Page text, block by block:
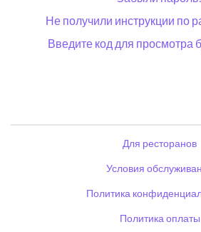
Не получили инструкции по
Введите код для просмотра
Для ресторанов
Условия
Политика
Политика оплаты